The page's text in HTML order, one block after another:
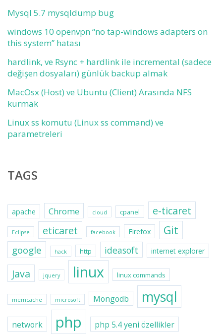
Mysql 5.7 mysqldump bug
windows 10 openvpn “no tap-windows adapters on
this system” hatası
hardlink, ve Rsync + hardlink ile incremental (sadece
değişen dosyaları) günlük backup almak
MacOsx (Host) ve Ubuntu (Client) Arasında NFS
kurmak
Linux ss komutu (Linux ss command) ve
parametreleri
TAGS
apache Chrome cloud cpanel e-ticaret
Eclipse eticaret facebook Firefox Git
google hack http ideasoft internet explorer
Java jquery linux linux commands
memcache microsoft Mongodb mysql
network php
php 5.4 yeni özellikler